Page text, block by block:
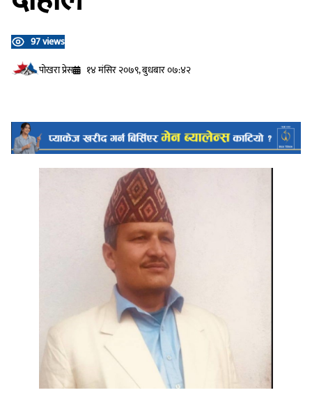
97 views
प‍ोखरा प्रेस
१४ मंसिर २०७९, बुधबार ०७:४२